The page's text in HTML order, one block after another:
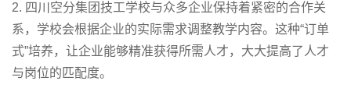
2. 四川空分集团技工学校与众多企业保持着紧密的合作关
系，学校会根据企业的实际需求调整教学内容。这种“订单
式”培养，让企业能够精准获得所需人才，大大提高了人才
与岗位的匹配度。